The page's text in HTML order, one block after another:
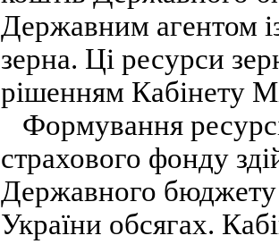
Державним агентом
зерна. Ці ресурси
рішенням Кабінету
Формування
страхового фонду
Державного бюджету
України обсягах.